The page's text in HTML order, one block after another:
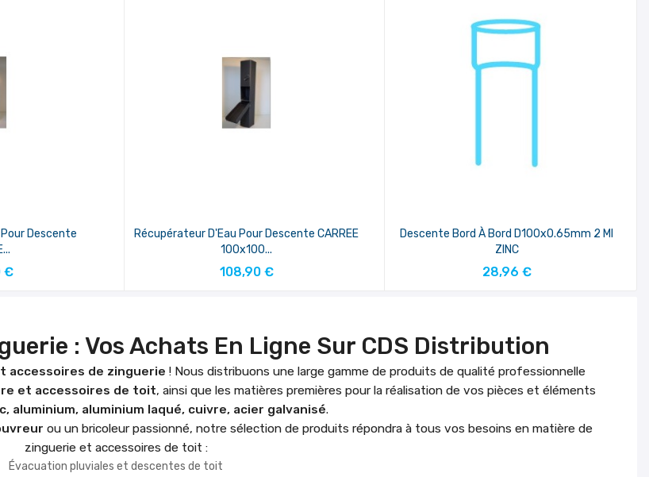
Descente
€
Récupérateur D'Eau Pour Descente CARREE
100x100...
108,90 €
Descente Bord À Bord D100x0.65mm 2 Ml
ZINC
28,96 €
: Vos Achats En Ligne Sur CDS Distribution
accessoires de zinguerie ! Nous distribuons une large gamme de produits de qualité professionnelle
et accessoires de toit, ainsi que les matières premières pour la réalisation de vos pièces et éléments
aluminium, aluminium laqué, cuivre, acier galvanisé.
ou un bricoleur passionné, notre sélection de produits répondra à tous vos besoins en matière de
zinguerie et accessoires de toit :
Évacuation pluviales et descentes de toit